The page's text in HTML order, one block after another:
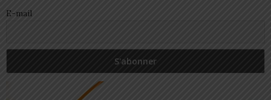
E-mail